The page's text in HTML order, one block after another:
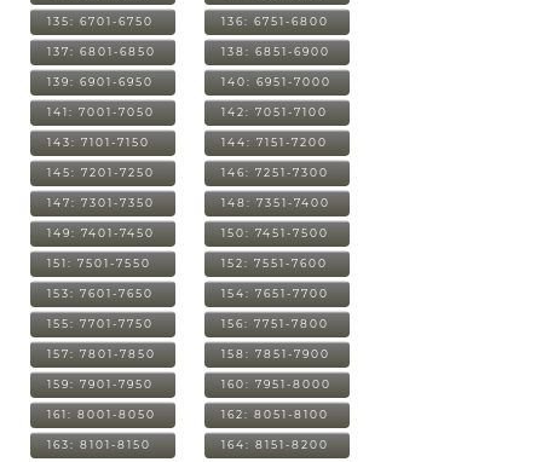
135: 6701-6750 136: 6751-6800
137: 6801-6850 138: 6851-6900
139: 6901-6950 140: 6951-7000
141: 7001-7050 142: 7051-7100
143: 7101-7150 144: 7151-7200
145: 7201-7250 146: 7251-7300
147: 7301-7350 148: 7351-7400
149: 7401-7450 150: 7451-7500
151: 7501-7550 152: 7551-7600
153: 7601-7650 154: 7651-7700
155: 7701-7750 156: 7751-7800
157: 7801-7850 158: 7851-7900
159: 7901-7950 160: 7951-8000
161: 8001-8050 162: 8051-8100
163: 8101-8150 164: 8151-8200